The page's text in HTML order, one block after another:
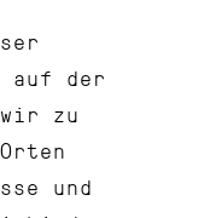
auf der
zu
und